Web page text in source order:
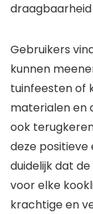
Gebruikers
kunnen
tuinfeesten of
materialen en
ook
deze positieve
duidelijk dat
voor elke
krachtige en